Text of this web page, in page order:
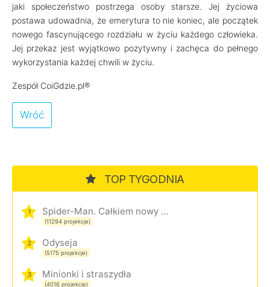
jaki społeczeństwo postrzega osoby starsze. Jej życiowa
postawa udowadnia, że emerytura to nie koniec, ale początek
nowego fascynującego rozdziału w życiu każdego człowieka.
Jej przekaz jest wyjątkowo pozytywny i zachęca do pełnego
wykorzystania każdej chwili w życiu.
Zespół CoiGdzie.pl®
Wróć
TOP TYGODNIA
1 Spider-Man. Całkiem nowy dzień
(11294 projekcje)
2 Odyseja
(5175 projekcje)
3 Minionki i straszydła
(4016 projekcje)